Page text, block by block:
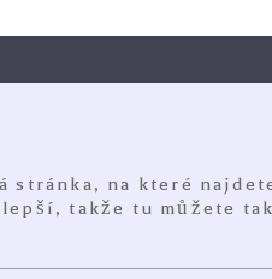
na které
takže tu můžete